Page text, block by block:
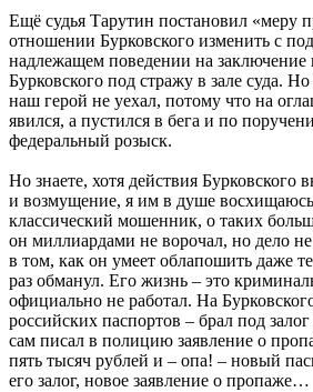
Ещё судья Тарутин постановил «меру
отношении Бурковского изменить с
надлежащем поведении на заключение
Бурковского под стражу в зале суда.
наш герой не уехал, потому что на
явился, а пустился в бега и по
федеральный розыск.
Но знаете, хотя действия Бурковского
и возмущение, я им в душе
классический мошенник, о таких
он миллиардами не ворочал, но дело не
в том, как он умеет облапошить даже
раз обманул. Его жизнь – это
официально не работал. На
российских паспортов – брал под
сам писал в полицию заявление о
пять тысяч рублей и – опа! – новый
его залог, новое заявление о пропаже…